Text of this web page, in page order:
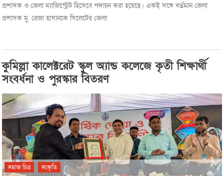
প্রশাসক ও জেলা ম্যাজিস্ট্রেট হিসেবে পদায়ন করা হয়েছে। একই সঙ্গে বর্তমান জেলা
প্রশাসক মু. রেজা হাসানকে সিলেটের জেলা
কুমিল্লা কালেক্টরেট স্কুল অ্যান্ড কলেজে কৃতী শিক্ষার্থী
সংবর্ধনা ও পুরস্কার বিতরণ
সমাজ চিত্র সংস্কৃতি